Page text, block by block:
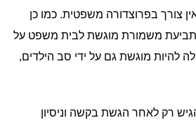
צורך בפרוצדורה משפטית. כמו כן
תביעת משמורת מוגשת לבית משפט על
להיות מוגשת גם על ידי סב הילדים,
רק לאחר הגשת בקשה וניסיון